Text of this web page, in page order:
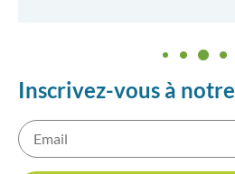
Inscrivez-vous à notre